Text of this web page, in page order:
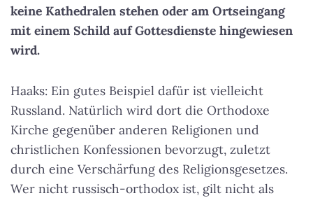
keine Kathedralen stehen oder am Ortseingang
mit einem Schild auf Gottesdienste hingewiesen
wird.
Haaks: Ein gutes Beispiel dafür ist vielleicht
Russland. Natürlich wird dort die Orthodoxe
Kirche gegenüber anderen Religionen und
christlichen Konfessionen bevorzugt, zuletzt
durch eine Verschärfung des Religionsgesetzes.
Wer nicht russisch-orthodox ist, gilt nicht als